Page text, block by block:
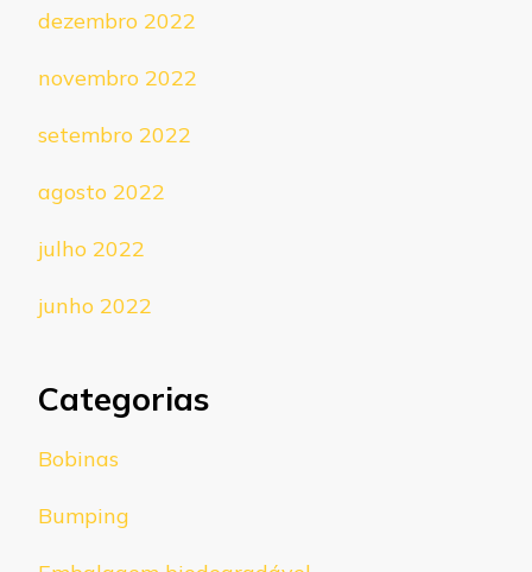
dezembro 2022
novembro 2022
setembro 2022
agosto 2022
julho 2022
junho 2022
Categorias
Bobinas
Bumping